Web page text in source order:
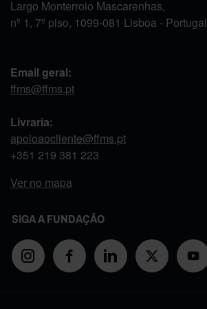
Largo Monterroio Mascarenhas,
nº 1, 7º piso, 1099-081 Lisboa - Portugal
Email geral:
ffms@ffms.pt
Livraria:
apoioaocliente@ffms.pt
+351 219 381 223
Ver no mapa
SIGA A FUNDAÇÃO